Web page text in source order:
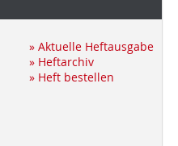
» Aktuelle Heftausgabe
» Heftarchiv
» Heft bestellen